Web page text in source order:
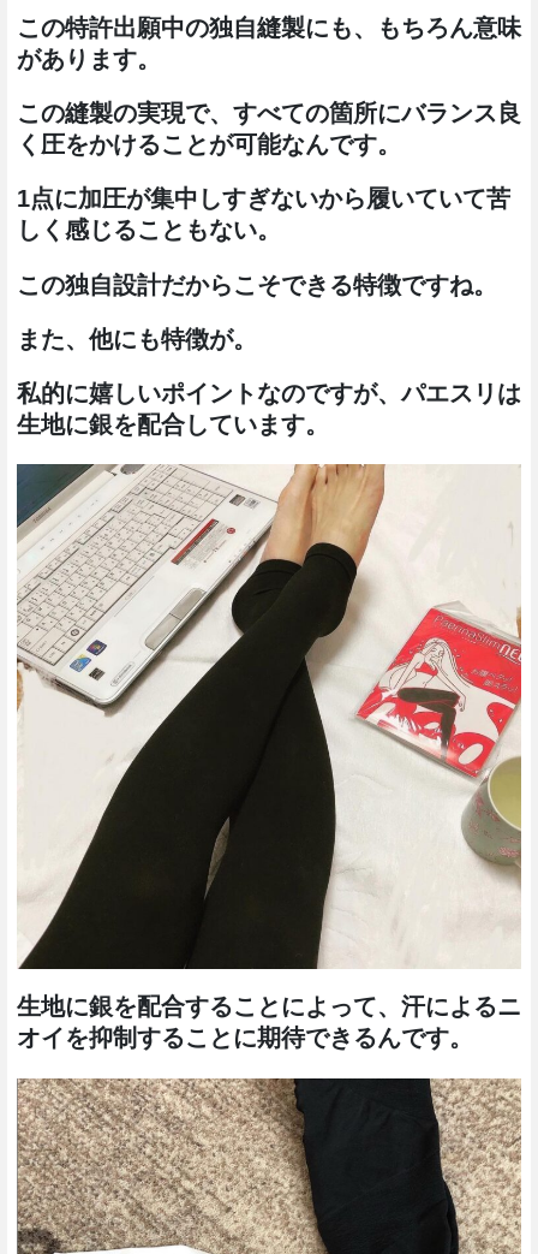
この特許出願中の独自縫製にも、もちろん意味
があります。
この縫製の実現で、すべての箇所にバランス良
く圧をかけることが可能なんです。
1点に加圧が集中しすぎないから履いていて苦
しく感じることもない。
この独自設計だからこそできる特徴ですね。
また、他にも特徴が。
私的に嬉しいポイントなのですが、パエスリは
生地に銀を配合しています。
生地に銀を配合することによって、汗によるニ
オイを抑制することに期待できるんです。